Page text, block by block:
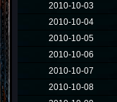
2010-10-03
2010-10-04
2010-10-05
2010-10-06
2010-10-07
2010-10-08